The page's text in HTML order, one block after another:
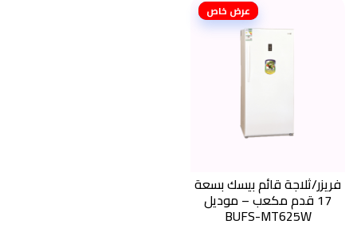
عرض خاص
فريزر/ثلاجة قائم بيسك بسعة
17 قدم مكعب – موديل
BUFS-MT625W